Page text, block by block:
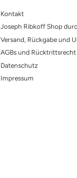
Kontakt
Joseph Ribkoff Shop
Versand, Rückgabe und
AGBs und Rücktrittsrecht
Datenschutz
Impressum